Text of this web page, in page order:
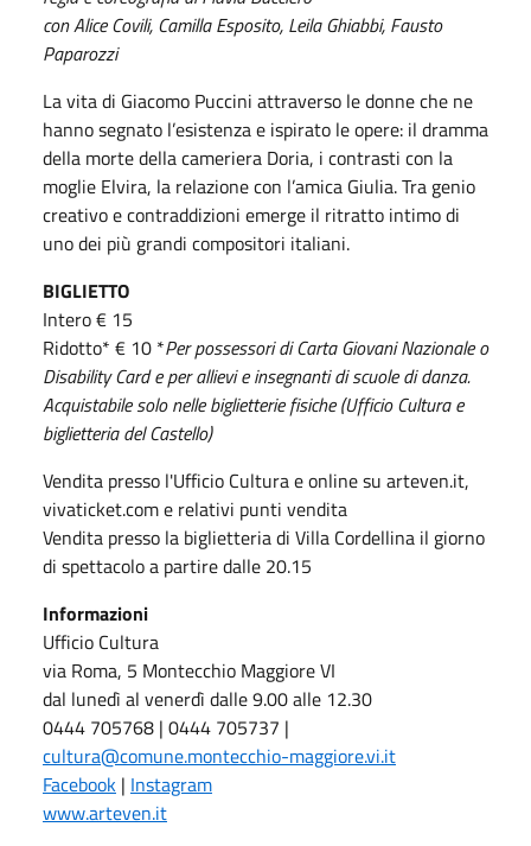
con Alice Covili, Camilla Esposito, Leila Ghiabbi, Fausto
Paparozzi
La vita di Giacomo Puccini attraverso le donne che ne
hanno segnato l’esistenza e ispirato le opere: il dramma
della morte della cameriera Doria, i contrasti con la
moglie Elvira, la relazione con l’amica Giulia. Tra genio
creativo e contraddizioni emerge il ritratto intimo di
uno dei più grandi compositori italiani.
BIGLIETTO
Intero € 15
Ridotto* € 10 *Per possessori di Carta Giovani Nazionale o
Disability Card e per allievi e insegnanti di scuole di danza.
Acquistabile solo nelle biglietterie fisiche (Ufficio Cultura e
biglietteria del Castello)
Vendita presso l'Ufficio Cultura e online su arteven.it,
vivaticket.com e relativi punti vendita
Vendita presso la biglietteria di Villa Cordellina il giorno
di spettacolo a partire dalle 20.15
Informazioni
Ufficio Cultura
via Roma, 5 Montecchio Maggiore VI
dal lunedì al venerdì dalle 9.00 alle 12.30
0444 705768 | 0444 705737 |
cultura@comune.montecchio-maggiore.vi.it
Facebook | Instagram
www.arteven.it